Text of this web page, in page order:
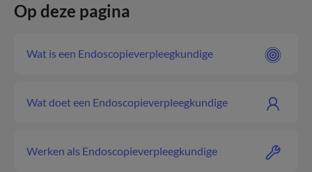
Op deze pagina
Wat is een Endoscopieverpleegkundige
Wat doet een Endoscopieverpleegkundige
Werken als Endoscopieverpleegkundige